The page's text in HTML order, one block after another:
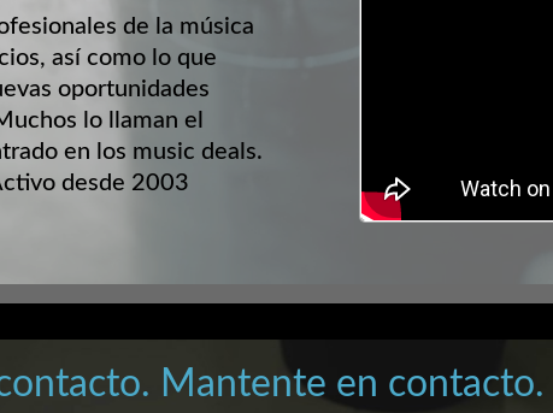
de la música
así como lo que
oportunidades
lo llaman el
en los music deals.
desde 2003
Mantente en contacto.